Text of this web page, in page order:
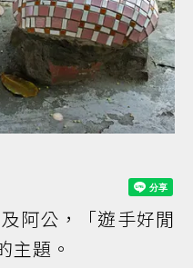
阿公，「遊手好閒
主題。